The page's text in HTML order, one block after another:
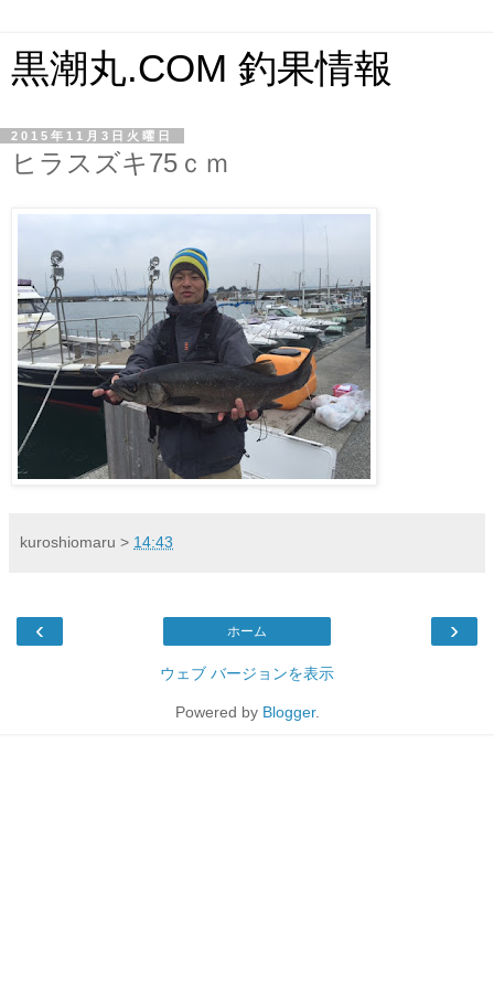
黒潮丸.COM 釣果情報
2015年11月3日火曜日
ヒラスズキ75ｃｍ
kuroshiomaru > 14:43
‹ ›
ホーム
ウェブ バージョンを表示
Powered by Blogger.